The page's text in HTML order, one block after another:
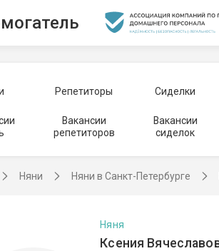
Репетиторы Сиделки
Вакансии
репетиторов
Вакансии
сиделок
Няни Няни в Санкт-Петербурге
Ксения
Няня